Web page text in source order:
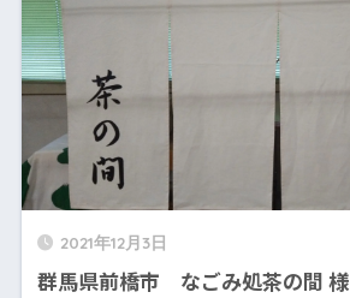
2021年12月3日
群馬県前橋市 なごみ処茶の間 様